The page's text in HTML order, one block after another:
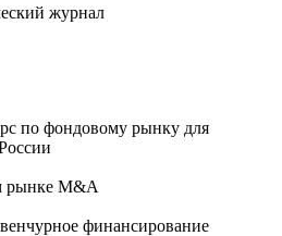
журнал
по фондовому рынку для
рынке M&A
финансирование